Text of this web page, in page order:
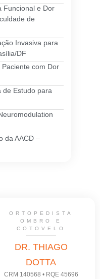
Funcional e Dor
de
Invasiva para
DF
com Dor
de Estudo para
da AACD –
ORTOPEDISTA
OMBRO E
COTOVELO
DR. THIAGO
DOTTA
CRM 140568 • RQE 45696